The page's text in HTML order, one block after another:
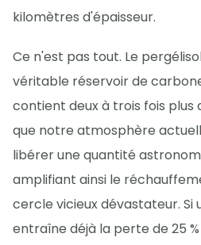
kilomètres d'épaisseur.
Ce n'est pas tout. Le
véritable réservoir de
contient deux à trois fois plus
que notre atmosphère
libérer une quantité
amplifiant ainsi le
cercle vicieux dévastateur. Si
entraîne déjà la perte de 25